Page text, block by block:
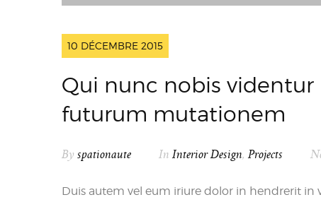
10 DÉCEMBRE 2015
Qui nunc nobis
futurum mutationem
By spationaute In Interior Design, Projects
Duis autem vel eum iriure dolor in hendrerit in